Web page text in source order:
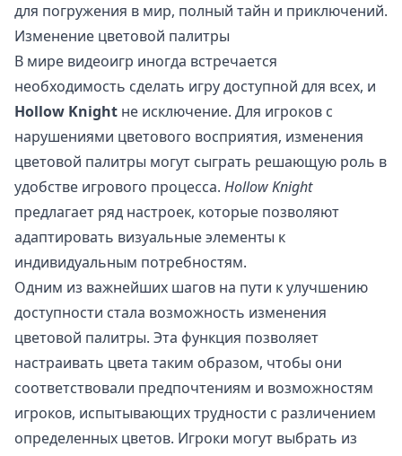
для погружения в мир, полный тайн и приключений.
Изменение цветовой палитры
В мире видеоигр иногда встречается
необходимость сделать игру доступной для всех, и
Hollow Knight не исключение. Для игроков с
нарушениями цветового восприятия, изменения
цветовой палитры могут сыграть решающую роль в
удобстве игрового процесса. Hollow Knight
предлагает ряд настроек, которые позволяют
адаптировать визуальные элементы к
индивидуальным потребностям.
Одним из важнейших шагов на пути к улучшению
доступности стала возможность изменения
цветовой палитры. Эта функция позволяет
настраивать цвета таким образом, чтобы они
соответствовали предпочтениям и возможностям
игроков, испытывающих трудности с различением
определенных цветов. Игроки могут выбрать из